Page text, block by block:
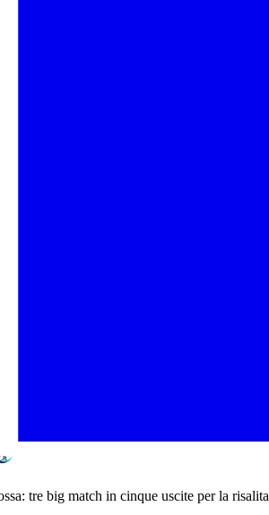
tre big match in cinque uscite per la risalita